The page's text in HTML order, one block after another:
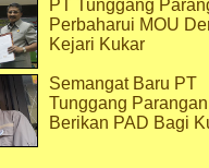
PT Tunggang
Perbaharui MOU
Kejari Kukar
Semangat Baru PT
Tunggang
Berikan PAD Bagi